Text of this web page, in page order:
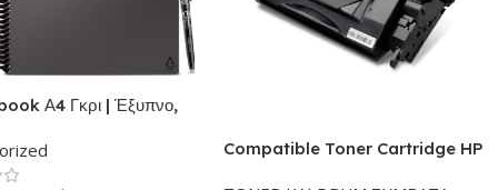
Α4 Γκρι | Έξυπνο,
τετράδιο-
| Το σετ
Compatible Toner Cartridge HP